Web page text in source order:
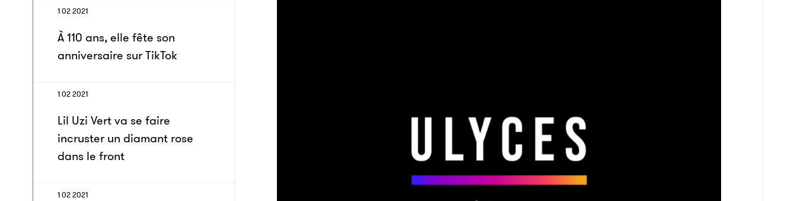
1 02 2021
À 110 ans, elle fête son
anniversaire sur TikTok
1 02 2021
Lil Uzi Vert va se faire
incruster un diamant rose
dans le front
1 02 2021